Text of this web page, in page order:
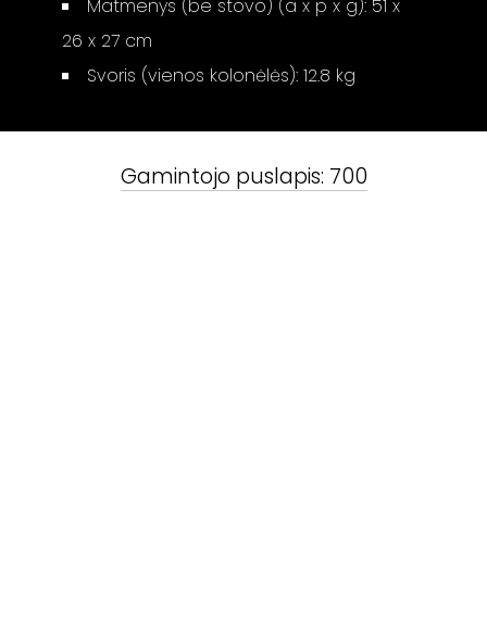
Matmenys (be stovo) (a x p x g): 51 x
26 x 27 cm
Svoris (vienos kolonėlės): 12.8 kg
Gamintojo puslapis: 700